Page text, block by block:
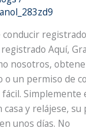
Aquí,
nosotros,
o un permiso de
Simplemente
casa y relájese, su
unos días. No